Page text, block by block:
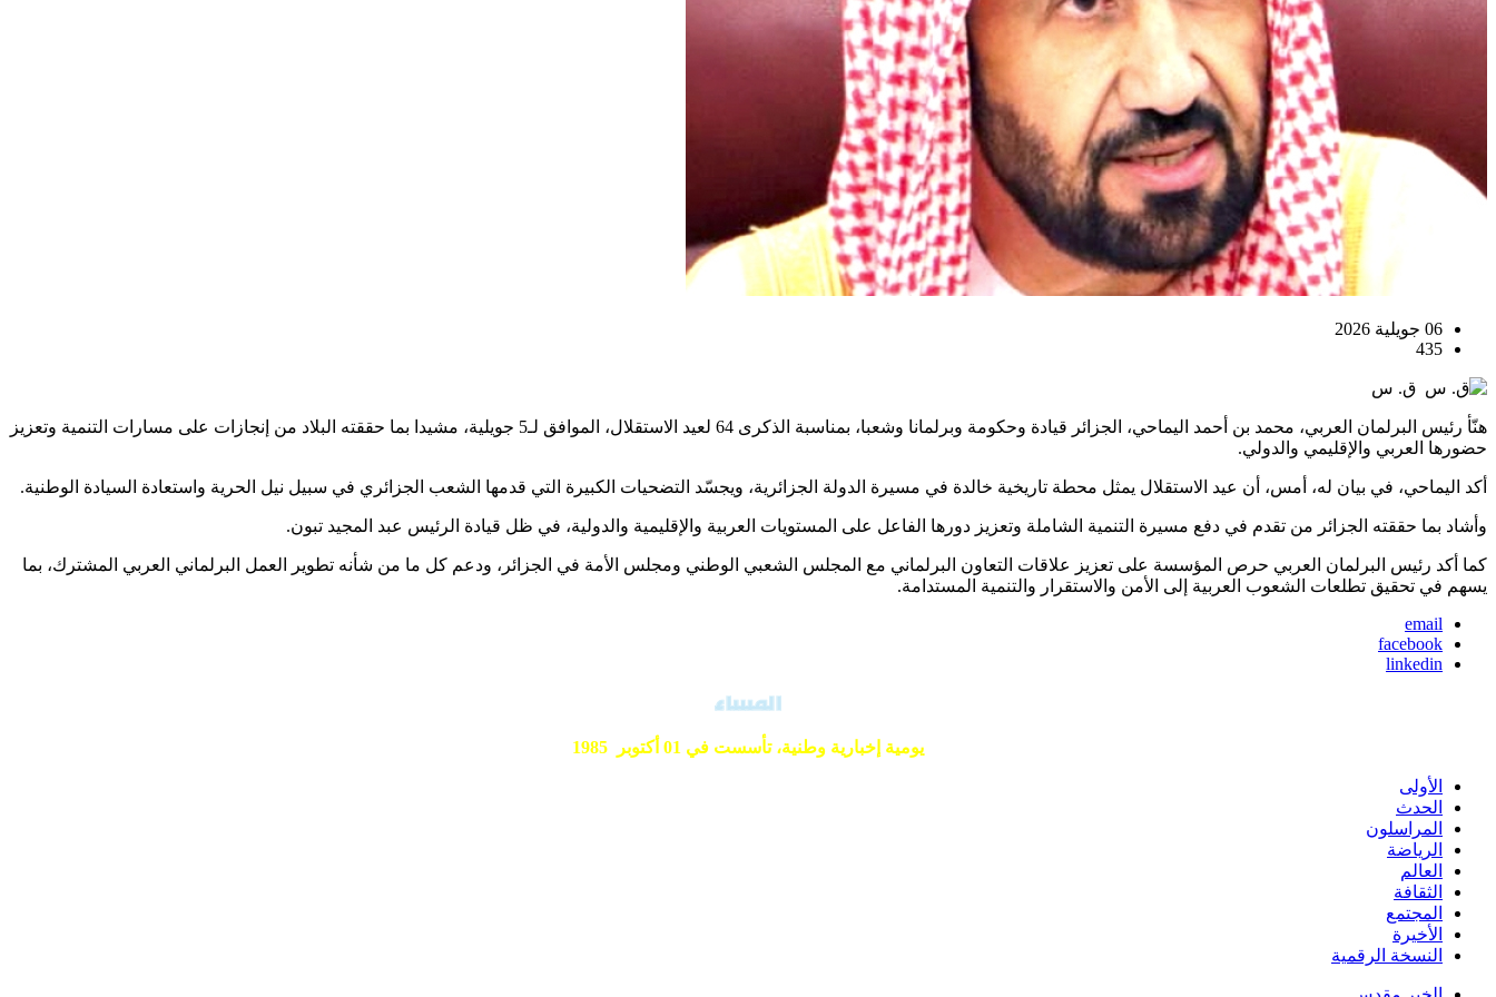
06 جويلية 2026
435
ق. س
هنّأ رئيس البرلمان العربي، محمد بن أحمد اليماحي، الجزائر قيادة وحكومة وبرلمانا وشعبا، بمناسبة الذكرى 64 لعيد الاستقلال، الموافق لـ5 جويلية، مشيدا بما حققته البلاد من إنجازات على مسارات التنمية وتعزيز
حضورها العربي والإقليمي والدولي.
أكد اليماحي، في بيان له، أمس، أن عيد الاستقلال يمثل محطة تاريخية خالدة في مسيرة الدولة الجزائرية، ويجسّد التضحيات الكبيرة التي قدمها الشعب الجزائري في سبيل نيل الحرية واستعادة السيادة الوطنية.
وأشاد بما حققته الجزائر من تقدم في دفع مسيرة التنمية الشاملة وتعزيز دورها الفاعل على المستويات العربية والإقليمية والدولية، في ظل قيادة الرئيس عبد المجيد تبون.
كما أكد رئيس البرلمان العربي حرص المؤسسة على تعزيز علاقات التعاون البرلماني مع المجلس الشعبي الوطني ومجلس الأمة في الجزائر، ودعم كل ما من شأنه تطوير العمل البرلماني العربي المشترك، بما
يسهم في تحقيق تطلعات الشعوب العربية إلى الأمن والاستقرار والتنمية المستدامة.
email
facebook
linkedin
يومية إخبارية وطنية،تأسست في 01 أكتوبر 1985
الأولى
الحدث
المراسلون
الرياضة
العالم
الثقافة
المجتمع
الأخيرة
النسخة الرقمية